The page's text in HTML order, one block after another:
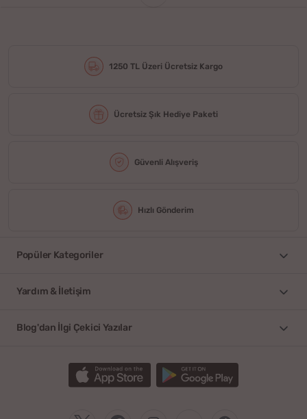
1250 TL Üzeri Ücretsiz Kargo
Ücretsiz Şık Hediye Paketi
Güvenli Alışveriş
Hızlı Gönderim
Popüler Kategoriler
Yardım & İletişim
Blog'dan İlgi Çekici Yazılar